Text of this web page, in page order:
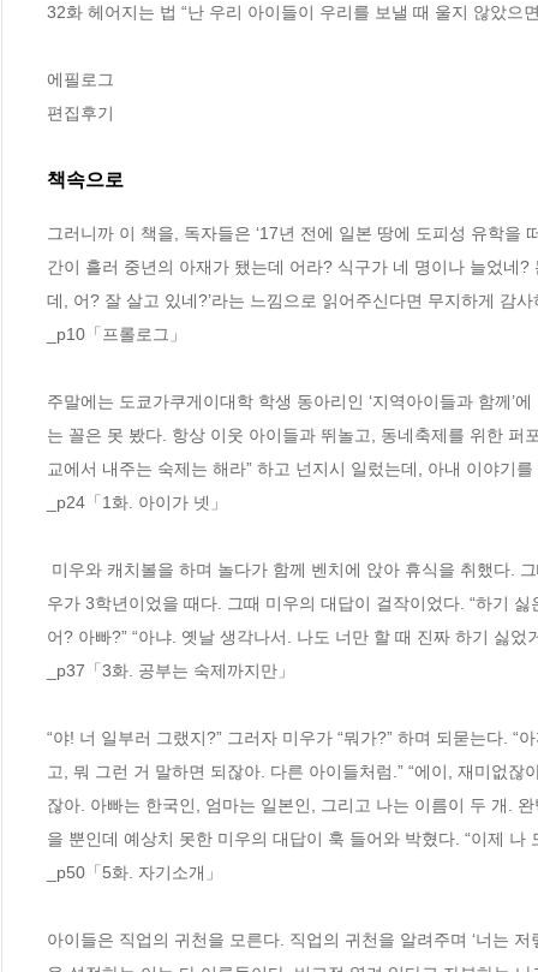
32화 헤어지는 법 “난 우리 아이들이 우리를 보낼 때 울지 않았으
에필로그
편집후기
책속으로
그러니까 이 책을, 독자들은 ‘17년 전에 일본 땅에 도피성 유학
간이 흘러 중년의 아재가 됐는데 어라? 식구가 네 명이나 늘었네
데, 어? 잘 살고 있네?’라는 느낌으로 읽어주신다면 무지하게 감사
_p10「프롤로그」
주말에는 도쿄가쿠게이대학 학생 동아리인 ‘지역아이들과 함께’
는 꼴은 못 봤다. 항상 이웃 아이들과 뛰놀고, 동네축제를 위한
교에서 내주는 숙제는 해라” 하고 넌지시 일렀는데, 아내 이야기
_p24「1화. 아이가 넷」
우가 3학년이었을 때다. 그때 미우의 대답이 걸작이었다. “하기
어? 아빠?” “아냐. 옛날 생각나서. 나도 너만 할 때 진짜 하기 싫
_p37「3화. 공부는 숙제까지만」
“야! 너 일부러 그랬지?” 그러자 미우가 “뭐가?” 하며 되묻는다. “
고, 뭐 그런 거 말하면 되잖아. 다른 아이들처럼.” “에이, 재미없
잖아. 아빠는 한국인, 엄마는 일본인, 그리고 나는 이름이 두 개.
을 뿐인데 예상치 못한 미우의 대답이 훅 들어와 박혔다. “이제
_p50「5화. 자기소개」
아이들은 직업의 귀천을 모른다. 직업의 귀천을 알려주며 ‘너는